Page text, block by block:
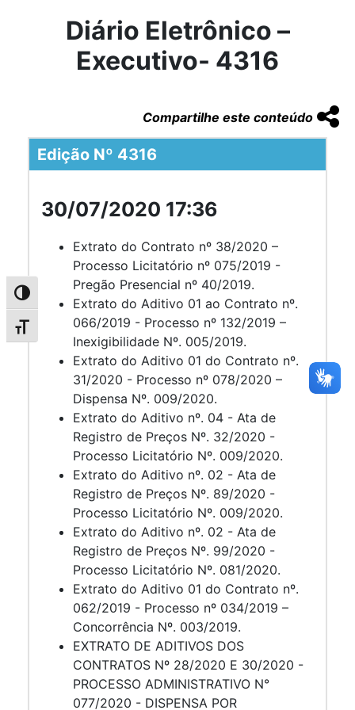
Alternar alto contraste
Alternar tamanho da fonte
Diário Eletrônico –
Executivo- 4316
Compartilhe este conteúdo
Edição Nº 4316
30/07/2020 17:36
Extrato do Contrato nº 38/2020 –
Processo Licitatório nº 075/2019 -
Pregão Presencial nº 40/2019.
Extrato do Aditivo 01 ao Contrato nº.
066/2019 - Processo nº 132/2019 –
Inexigibilidade Nº. 005/2019.
Extrato do Aditivo 01 do Contrato nº.
31/2020 - Processo nº 078/2020 –
Dispensa Nº. 009/2020.
Extrato do Aditivo nº. 04 - Ata de
Registro de Preços Nº. 32/2020 -
Processo Licitatório Nº. 009/2020.
Extrato do Aditivo nº. 02 - Ata de
Registro de Preços Nº. 89/2020 -
Processo Licitatório Nº. 009/2020.
Extrato do Aditivo nº. 02 - Ata de
Registro de Preços Nº. 99/2020 -
Processo Licitatório Nº. 081/2020.
Extrato do Aditivo 01 do Contrato nº.
062/2019 - Processo nº 034/2019 –
Concorrência Nº. 003/2019.
EXTRATO DE ADITIVOS DOS
CONTRATOS Nº 28/2020 E 30/2020 -
PROCESSO ADMINISTRATIVO N°
077/2020 - DISPENSA POR